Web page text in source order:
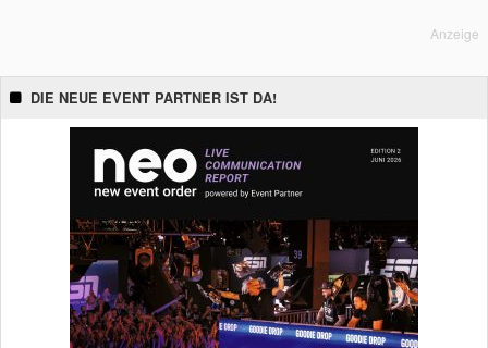
Anzeige
DIE NEUE EVENT PARTNER IST DA!